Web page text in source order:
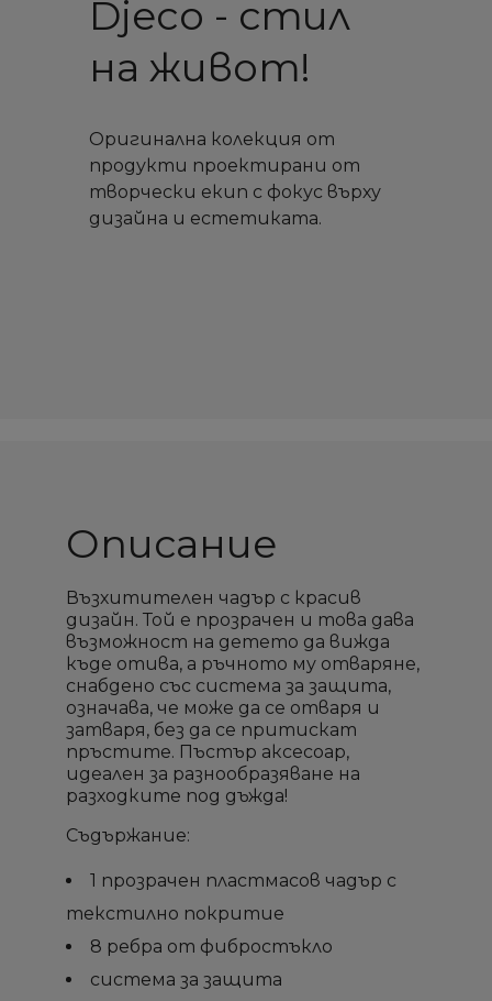
Djeco - стил
на живот!
Оригинална колекция от
продукти проектирани от
творчески екип с фокус върху
дизайна и естетиката.
Описание
Възхитителен чадър с красив
дизайн. Той е прозрачен и това дава
възможност на детето да вижда
къде отива, а ръчното му отваряне,
снабдено със система за защита,
означава, че може да се отваря и
затваря, без да се притискат
пръстите. Пъстър аксесоар,
идеален за разнообразяване на
разходките под дъжда!
Съдържание:
1 прозрачен пластмасов чадър с
текстилно покритие
8 ребра от фибростъкло
система за защита